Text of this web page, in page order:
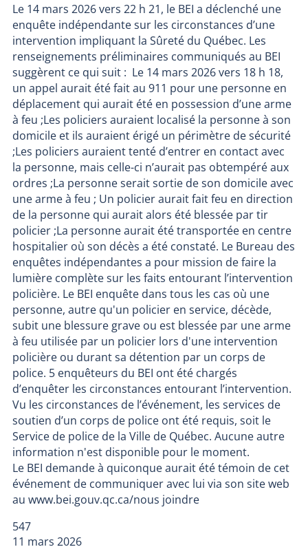
Le 14 mars 2026 vers 22 h 21, le BEI a déclenché une
enquête indépendante sur les circonstances d’une
intervention impliquant la Sûreté du Québec. Les
renseignements préliminaires communiqués au BEI
suggèrent ce qui suit : Le 14 mars 2026 vers 18 h 18,
un appel aurait été fait au 911 pour une personne en
déplacement qui aurait été en possession d’une arme
à feu ;Les policiers auraient localisé la personne à son
domicile et ils auraient érigé un périmètre de sécurité
;Les policiers auraient tenté d’entrer en contact avec
la personne, mais celle-ci n’aurait pas obtempéré aux
ordres ;La personne serait sortie de son domicile avec
une arme à feu ; Un policier aurait fait feu en direction
de la personne qui aurait alors été blessée par tir
policier ;La personne aurait été transportée en centre
hospitalier où son décès a été constaté. Le Bureau des
enquêtes indépendantes a pour mission de faire la
lumière complète sur les faits entourant l’intervention
policière. Le BEI enquête dans tous les cas où une
personne, autre qu'un policier en service, décède,
subit une blessure grave ou est blessée par une arme
à feu utilisée par un policier lors d'une intervention
policière ou durant sa détention par un corps de
police. 5 enquêteurs du BEI ont été chargés
d’enquêter les circonstances entourant l’intervention.
Vu les circonstances de l’événement, les services de
soutien d’un corps de police ont été requis, soit le
Service de police de la Ville de Québec. Aucune autre
information n'est disponible pour le moment.
Le BEI demande à quiconque aurait été témoin de cet
événement de communiquer avec lui via son site web
au www.bei.gouv.qc.ca/nous joindre
547
11 mars 2026